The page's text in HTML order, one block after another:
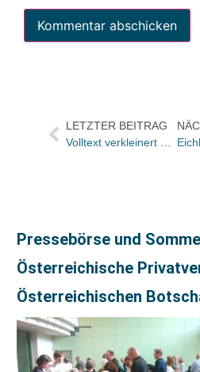
LETZTER BEITRAG
Pressebörse und
Österreichische
Österreichischen